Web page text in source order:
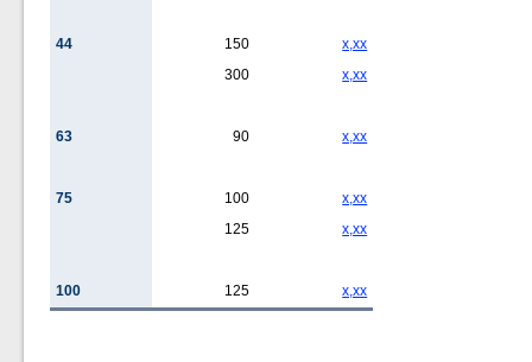
44 150
x,xx
300
x,xx
63 90 x,xx
75 100
x,xx
125
x,xx
100 125 x,xx